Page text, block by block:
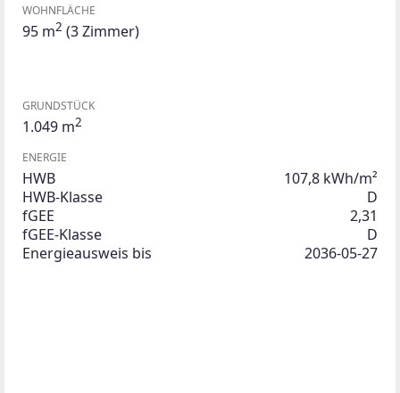
WOHNFLÄCHE
95 m2 (3 Zimmer)
GRUNDSTÜCK
1.049 m2
ENERGIE
HWB
107,8 kWh/m²
HWB-Klasse
D
fGEE
2,31
fGEE-Klasse
D
Energieausweis bis
2036-05-27